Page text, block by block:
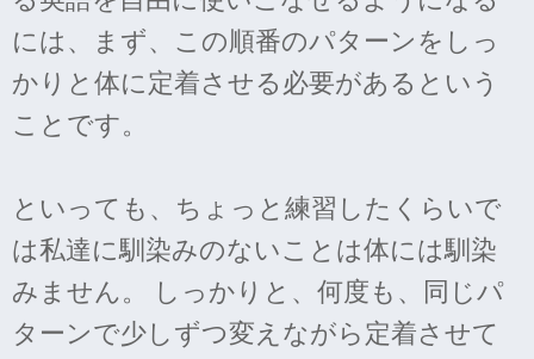
には、まず、この順番のパターンをしっ
かりと体に定着させる必要があるという
ことです。
といっても、ちょっと練習したくらいで
は私達に馴染みのないことは体には馴染
みません。 しっかりと、何度も、同じパ
ターンで少しずつ変えながら定着させて